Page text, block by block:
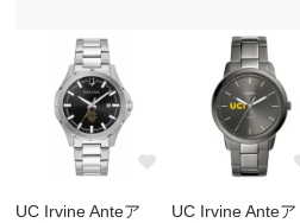
UC Irvine Anteア
UC Irvine Anteア